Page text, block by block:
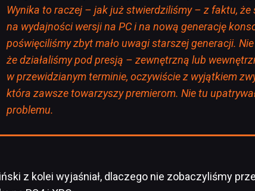
Wynika to raczej – jak już stwierdziliśmy – z faktu, że
na wydajności wersji na PC i na nową generację
poświęciliśmy zbyt mało uwagi starszej generacji.
że działaliśmy pod presją – zewnętrzną lub
w przewidzianym terminie, oczywiście z wyjątkiem
która zawsze towarzyszy premierom. Nie tu
problemu.
z kolei wyjaśniał, dlaczego nie zobaczyliśmy